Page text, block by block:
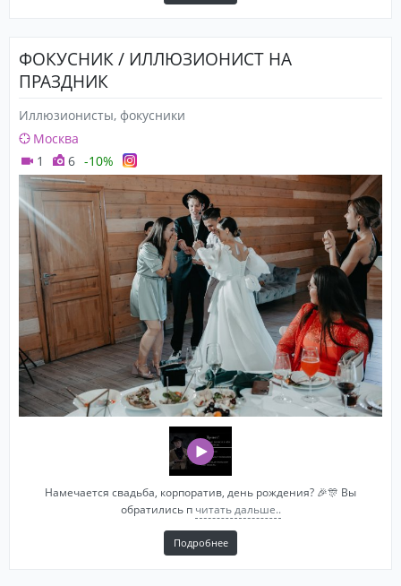
ФОКУСНИК / ИЛЛЮЗИОНИСТ НА
ПРАЗДНИК
Иллюзионисты, фокусники
Москва
1
6 -10%
Намечается свадьба, корпоратив, день рождения? 🎉🎊 Вы
обратились п читать дальше..
Подробнее